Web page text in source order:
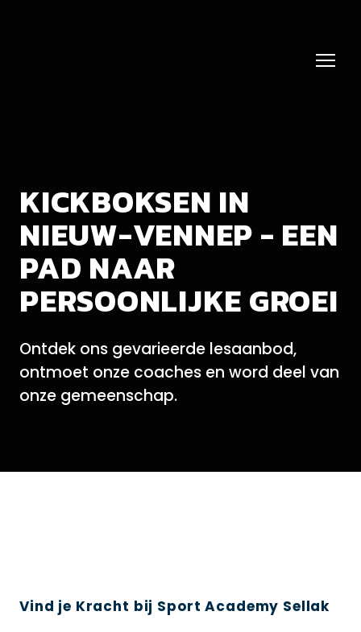
KICKBOKSEN IN
NIEUW-VENNEP - EEN
PAD NAAR
PERSOONLIJKE GROEI
Ontdek ons gevarieerde lesaanbod,
ontmoet onze coaches en word deel van
onze gemeenschap.
Vind je Kracht bij Sport Academy Sellak